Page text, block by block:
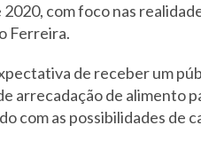
com foco nas
Ferreira.
de receber um
arrecadação de alimento
com as possibilidades de